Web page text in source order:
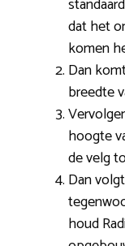
dat het
komen
Dan
breedte
hoogte
de velg
Dan
houd